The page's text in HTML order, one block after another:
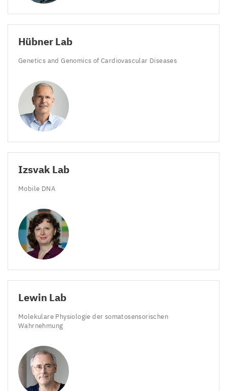
Hübner Lab
Genetics and Genomics of Cardiovascular Diseases
Izsvak Lab
Mobile DNA
Lewin Lab
Molekulare Physiologie der somatosensorischen
Wahrnehmung